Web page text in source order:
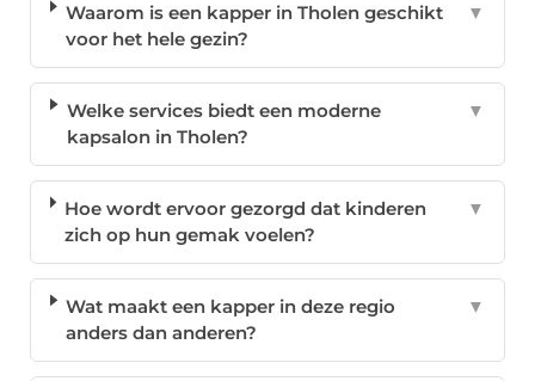
Waarom is een kapper in Tholen geschikt
voor het hele gezin?
▼
Welke services biedt een moderne
kapsalon in Tholen?
▼
Hoe wordt ervoor gezorgd dat kinderen
zich op hun gemak voelen?
▼
Wat maakt een kapper in deze regio
anders dan anderen?
▼